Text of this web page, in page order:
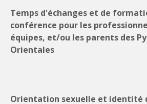
Temps d'échanges et de
conférence pour les
équipes, et/ou les parents des
Orientales
Orientation sexuelle et identité